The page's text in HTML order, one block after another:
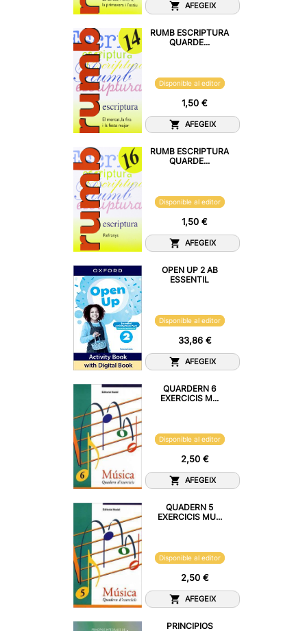
AFEGEIX
RUMB ESCRIPTURA
QUARDE...
Disponible al editor
1,50 €
AFEGEIX
RUMB ESCRIPTURA
QUARDE...
Disponible al editor
1,50 €
AFEGEIX
OPEN UP 2 AB
ESSENTIL
Disponible al editor
33,86 €
AFEGEIX
QUARDERN 6
EXERCICIS M...
Disponible al editor
2,50 €
AFEGEIX
QUADERN 5
EXERCICIS MU...
Disponible al editor
2,50 €
AFEGEIX
PRINCIPIOS